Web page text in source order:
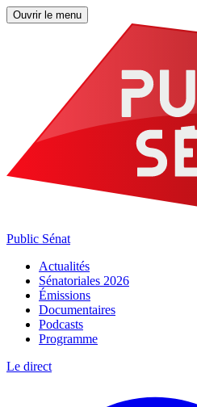
Ouvrir le menu
Public Sénat
Actualités
Sénatoriales 2026
Émissions
Documentaires
Podcasts
Programme
Le direct